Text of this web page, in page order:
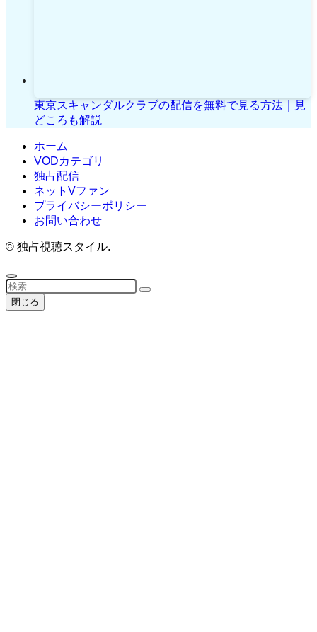
東京スキャンダルクラブの配信を無料で見る方法｜見
どころも解説
ホーム
VODカテゴリ
独占配信
ネットVファン
プライバシーポリシー
お問い合わせ
© 独占視聴スタイル.
閉じる